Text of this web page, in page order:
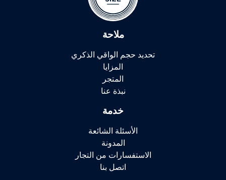
ملاحة
تحديد حجم الواقي الذكري
المزايا
المتجر
نبذة عنا
خدمة
الأسئلة الشائعة
المدونة
الاستفسارات من التجار
اتصل بنا